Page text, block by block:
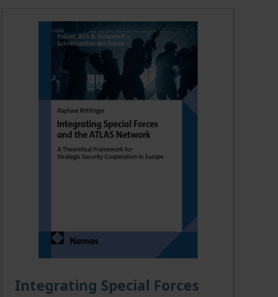
der gewählten Produktoption auf der
Integrating Special Forces
Der Preis dieses Titels richtet sich nach